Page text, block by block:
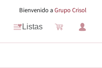
Bienvenido aGrupo Crisol
Listas